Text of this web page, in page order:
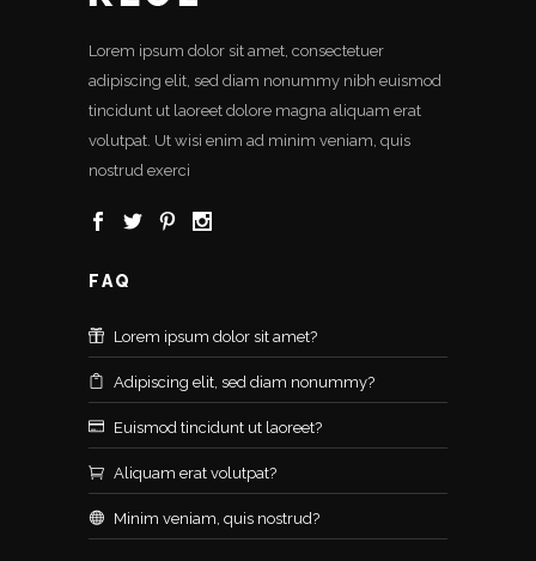
Lorem ipsum dolor sit amet, consectetuer
adipiscing elit, sed diam nonummy nibh euismod
tincidunt ut laoreet dolore magna aliquam erat
volutpat. Ut wisi enim ad minim veniam, quis
nostrud exerci
FAQ
Lorem ipsum dolor sit amet?
Adipiscing elit, sed diam nonummy?
Euismod tincidunt ut laoreet?
Aliquam erat volutpat?
Minim veniam, quis nostrud?